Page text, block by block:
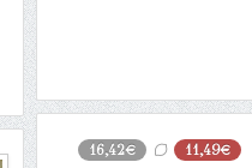
16,42€ 11,49€